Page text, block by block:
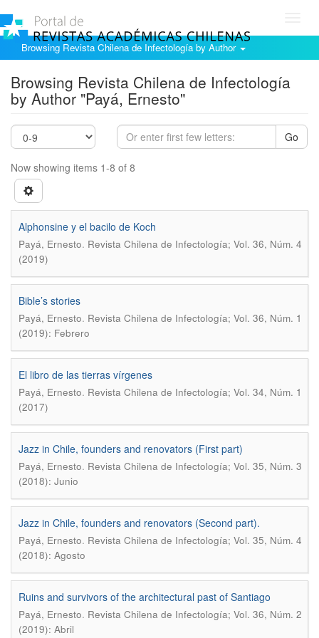
Browsing Revista Chilena de Infectología by Author
Browsing Revista Chilena de Infectología
by Author "Payá, Ernesto"
Go
Now showing items 1-8 of 8
Alphonsine y el bacilo de Koch
Payá, Ernesto. Revista Chilena de Infectología; Vol. 36, Núm. 4
(2019)
Bible’s stories
Payá, Ernesto. Revista Chilena de Infectología; Vol. 36, Núm. 1
(2019): Febrero
El libro de las tierras vírgenes
Payá, Ernesto. Revista Chilena de Infectología; Vol. 34, Núm. 1
(2017)
Jazz in Chile, founders and renovators (First part)
Payá, Ernesto. Revista Chilena de Infectología; Vol. 35, Núm. 3
(2018): Junio
Jazz in Chile, founders and renovators (Second part).
Payá, Ernesto. Revista Chilena de Infectología; Vol. 35, Núm. 4
(2018): Agosto
Ruins and survivors of the architectural past of Santiago
Payá, Ernesto. Revista Chilena de Infectología; Vol. 36, Núm. 2
(2019): Abril